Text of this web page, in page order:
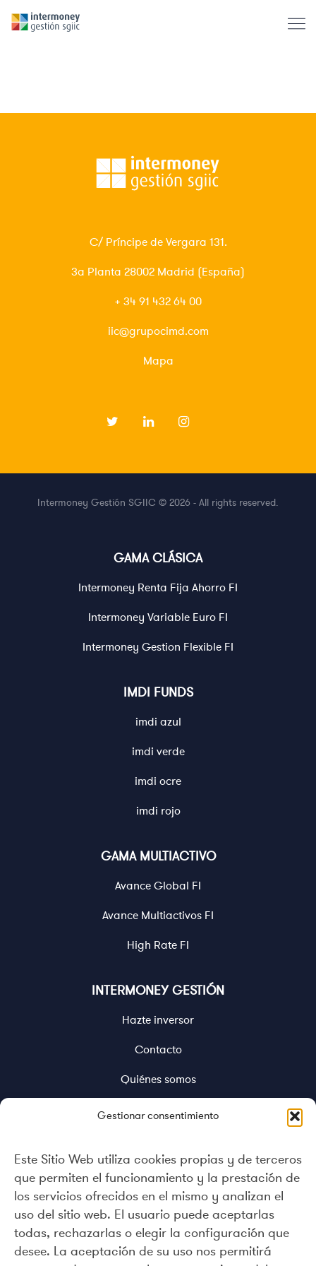
Gestionar consentimiento
Este Sitio Web utiliza cookies propias y de terceros
que permiten el funcionamiento y la prestación de
los servicios ofrecidos en el mismo y analizan el
uso del sitio web. El usuario puede aceptarlas
todas, rechazarlas o elegir la configuración que
desee. La aceptación de su uso nos permitirá
Intermoney Variable Euro FI
C/ Príncipe de Vergara 131.
3ª Planta 28002 Madrid (España)
+ 34 91 432 64 00
iic@grupocimd.com
Mapa
Intermoney Gestión SGIIC © 2026 - All rights reserved.
GAMA CLÁSICA
Intermoney Renta Fija Ahorro FI
Intermoney Variable Euro FI
Intermoney Gestion Flexible FI
IMDI FUNDS
imdi azul
imdi verde
imdi ocre
imdi rojo
GAMA MULTIACTIVO
Avance Global FI
Avance Multiactivos FI
High Rate FI
INTERMONEY GESTIÓN
Hazte inversor
Contacto
Quiénes somos
Documentación
Canal de denuncias
Política de cookies (UE)
ESG
No consideración de las principales